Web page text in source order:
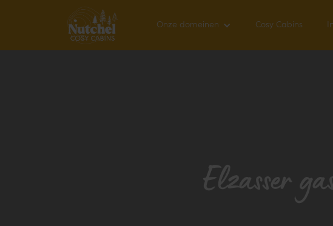
Onze domeinen Cosy Cabins
Elzasser